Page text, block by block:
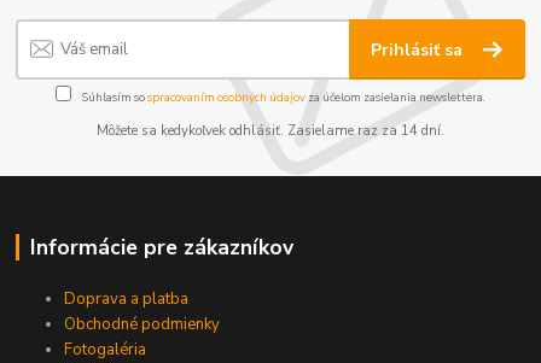
Prihlásiť sa
Súhlasím sospracovaním osobných údajov za účelom zasielania newslettera.
Môžete sa kedykoľvek odhlásiť. Zasielame raz za 14 dní.
Informácie pre zákazníkov
Doprava a platba
Obchodné podmienky
Fotogaléria